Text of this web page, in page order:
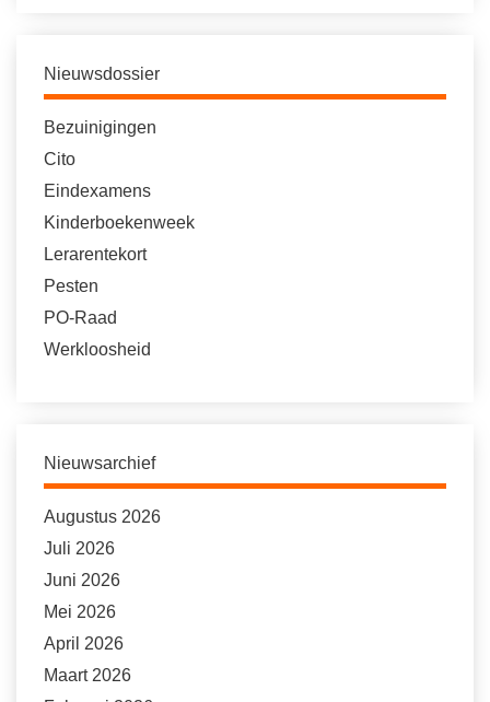
Nieuwsdossier
Bezuinigingen
Cito
Eindexamens
Kinderboekenweek
Lerarentekort
Pesten
PO-Raad
Werkloosheid
Nieuwsarchief
Augustus 2026
Juli 2026
Juni 2026
Mei 2026
April 2026
Maart 2026